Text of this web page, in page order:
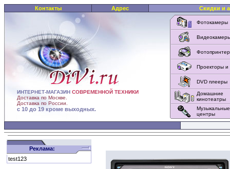
Контакты Адрес Скидки и
ИНТЕРНЕТ-МАГАЗИН СОВРЕМЕННОЙ ТЕХНИКИ
Доставка по Москве.
Доставка по России.
с 10 до 19 кроме выходных.
Фотокамеры
Проекторы и
DVD плееры
Домашние
кинотеатры
Музыкальные
центры
Реклама:
test123